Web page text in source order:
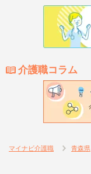
介護職コラム
マイナビ介護職 青森県